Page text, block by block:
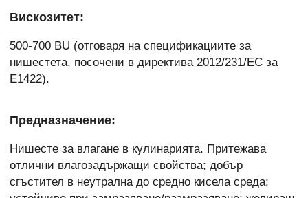
Вискозитет:
500-700 BU (отговаря на спецификациите за
нишестета, посочени в директива 2012/231/EC за
Е1422).
Предназначение:
Нишесте за влагане в кулинарията. Притежава
отлични влагозадържащи свойства; добър
сгъстител в неутрална до средно кисела среда;